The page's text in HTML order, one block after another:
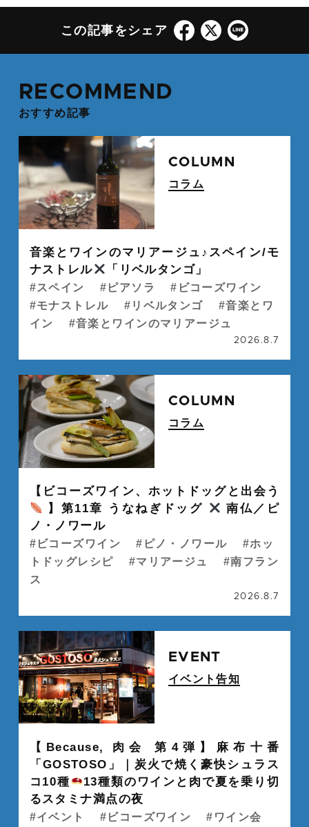
この記事をシェア
RECOMMEND
おすすめ記事
COLUMN
コラム
音楽とワインのマリアージュ♪スペイン/モ
ナストレル
「リベルタンゴ」
スペイン ピアソラ
ビコーズワイン
モナストレル
リベルタンゴ
音楽とワ
イン
音楽とワインのマリアージュ
2026.8.7
COLUMN
コラム
【ビコーズワイン、ホットドッグと出会う
】第11章 うなねぎドッグ
南仏／ピ
ノ・ノワール
ビコーズワイン ピノ・ノワール
ホッ
トドッグレシピ
マリアージュ
南フラン
ス
2026.8.7
EVENT
イベント告知
【Because, 肉会 第4弾】麻布十番
「GOSTOSO」｜炭火で焼く豪快シュラス
コ10種
13種類のワインと肉で夏を乗り切
るスタミナ満点の夜
イベント ビコーズワイン ワイン会